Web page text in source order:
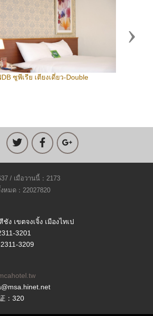
ซูพีเรีย เตียงเดี่ยว-Double
Next
/ เมื่อวานนี้：2173
หมด：22027820
ง เขตจงเจิ้ง เมืองไทเป
3201
3209
：320